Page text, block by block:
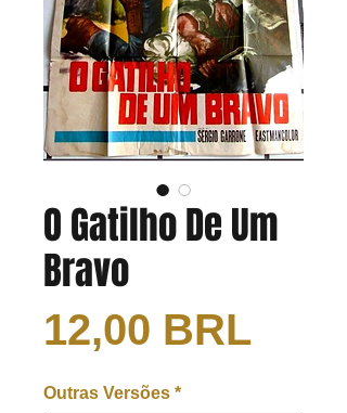
O Gatilho De Um
Bravo
12,00 BRL
Outras Versões *